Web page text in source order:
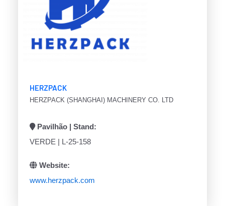
HERZPACK
HERZPACK (SHANGHAI) MACHINERY CO. LTD
Pavilhão | Stand:
VERDE | L-25-158
Website:
www.herzpack.com